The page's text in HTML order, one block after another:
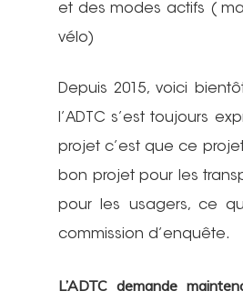
et des modes actifs (
vélo)
Depuis 2015, voici
l’ADTC s’est toujours
projet c’est que ce
bon projet pour les
pour les usagers, ce
commission d’enquête.
L’ADTC demande